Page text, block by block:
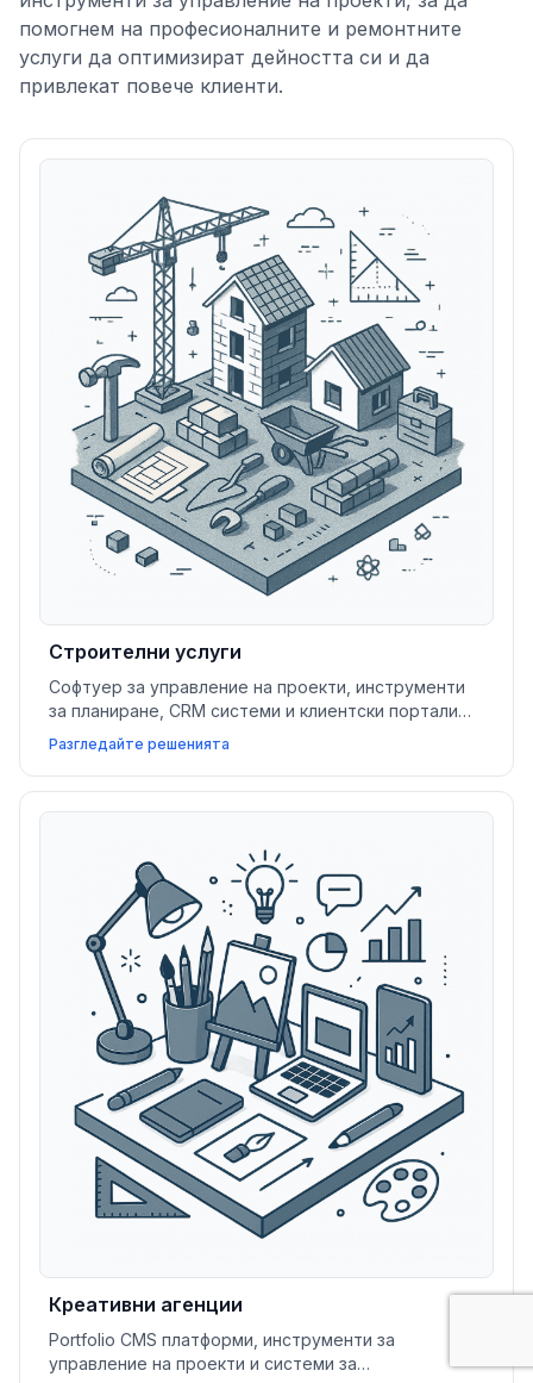
помогнем на професионалните и ремонтните
услуги да оптимизират дейността си и да
привлекат повече клиенти.
Строителни услуги
Софтуер за управление на проекти, инструменти
за планиране, CRM системи и клиентски портали
подпомагат предприемачите в управлението на
екипи на терен, следене на напредъка и
осигуряване на съответствие с документи.
Разгледайте решенията
Креативни агенции
Portfolio CMS платформи, инструменти за
управление на проекти и системи за